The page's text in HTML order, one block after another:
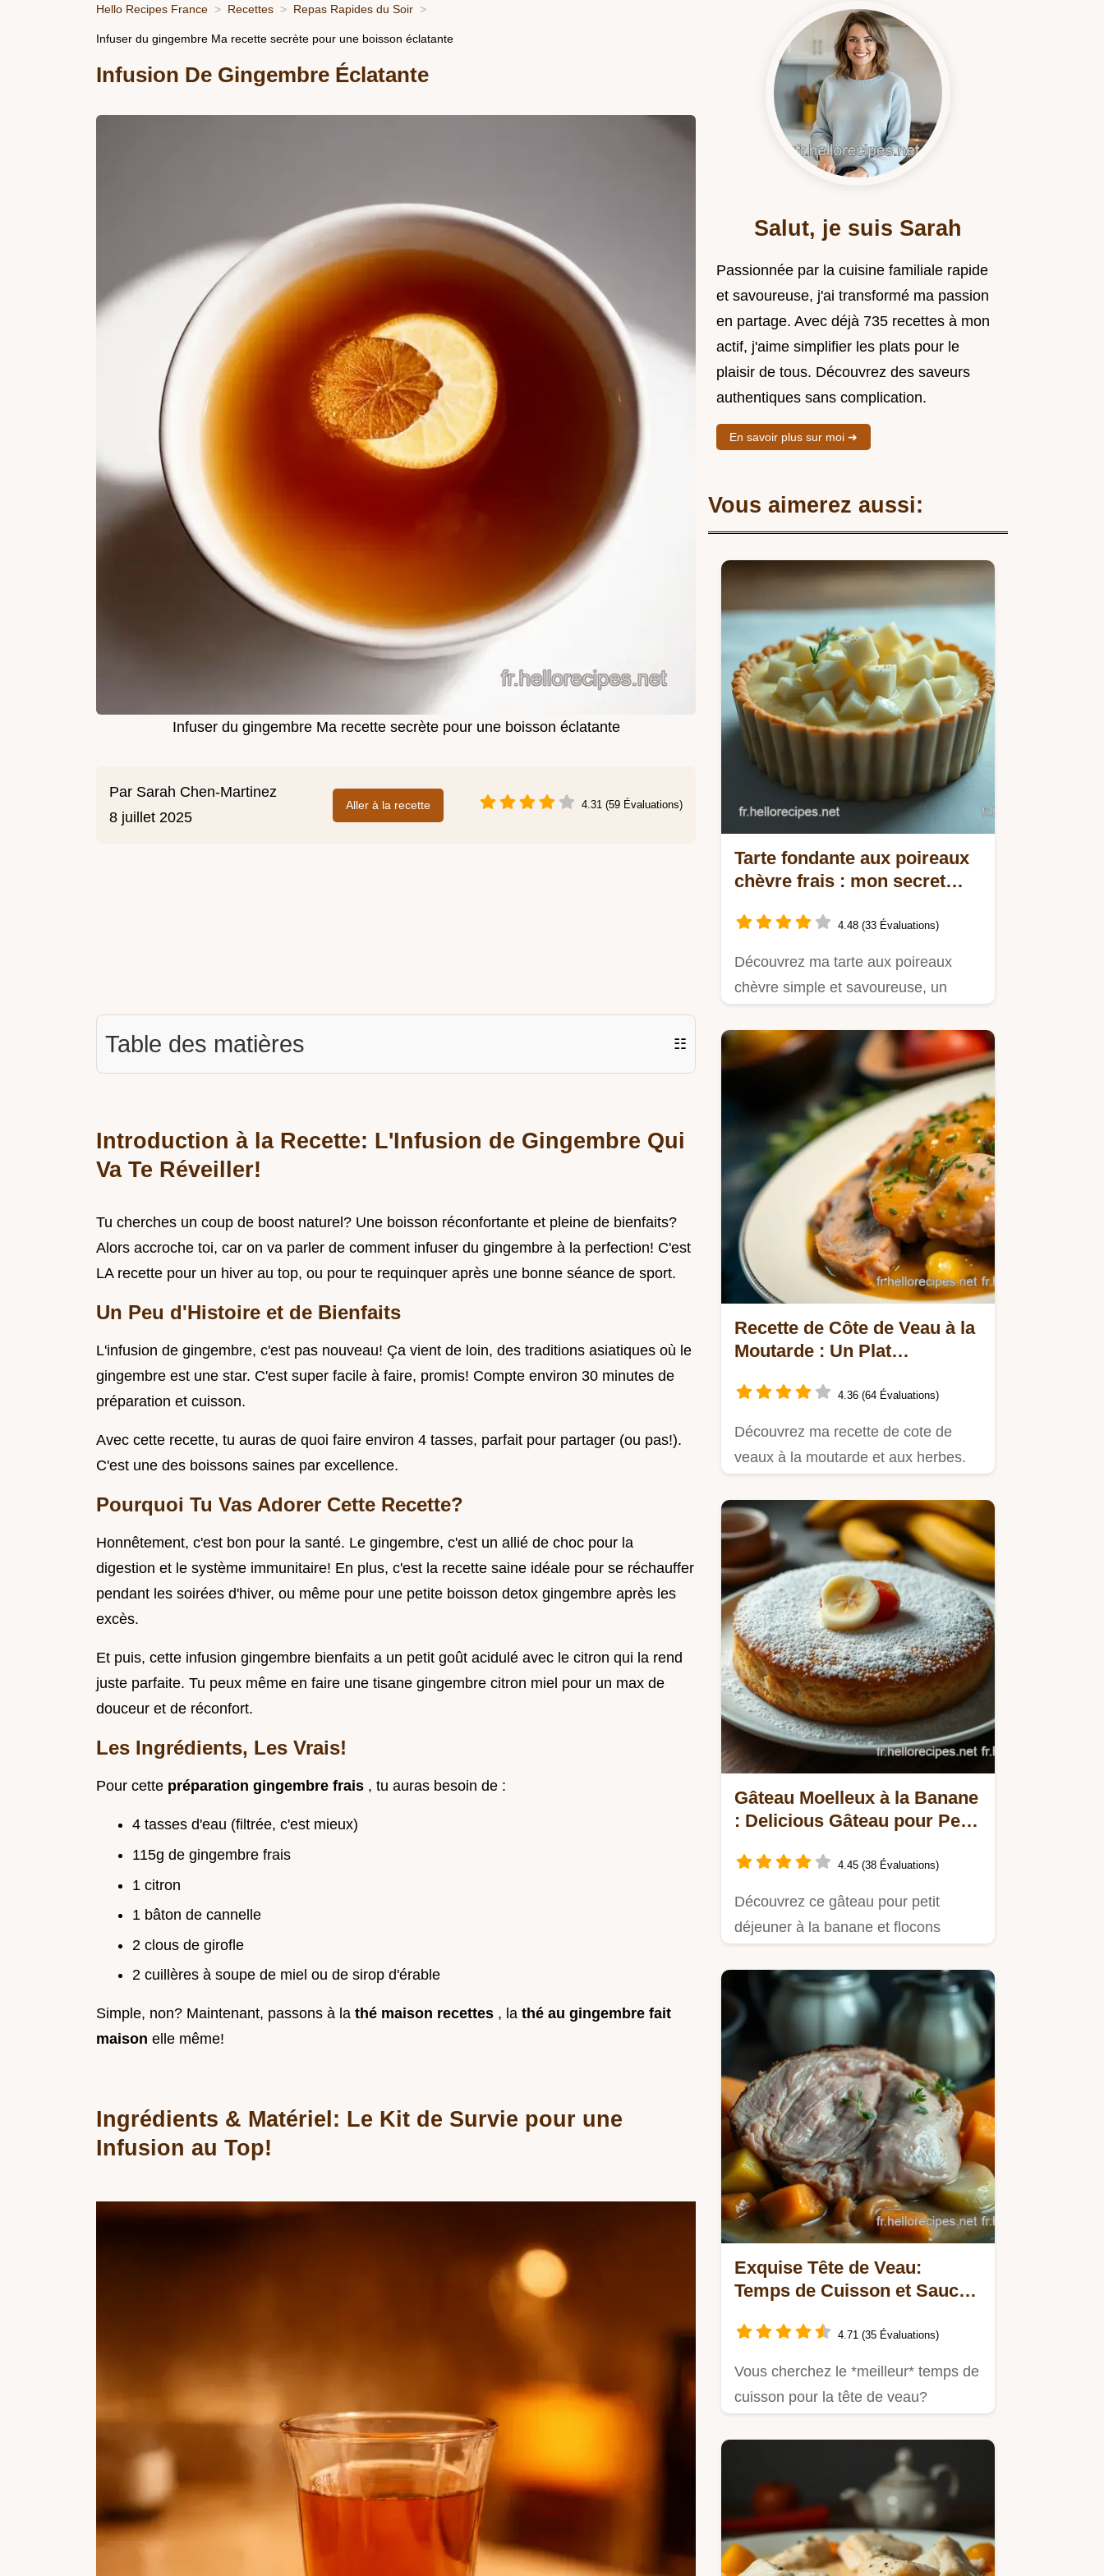
Hello Recipes France Recettes Repas Rapides du Soir
Infuser du gingembre Ma recette secrète pour une boisson éclatante
Infusion De Gingembre Éclatante
Infuser du gingembre Ma recette secrète pour une boisson éclatante
Par Sarah Chen-Martinez
8 juillet 2025
Aller à la recette 4.31 (59 Évaluations)
Table des matières ☷
Introduction à la Recette: L'Infusion de Gingembre Qui
Va Te Réveiller!
Tu cherches un coup de boost naturel? Une boisson réconfortante et pleine de bienfaits?
Alors accroche toi, car on va parler de comment infuser du gingembre à la perfection! C'est
LA recette pour un hiver au top, ou pour te requinquer après une bonne séance de sport.
Un Peu d'Histoire et de Bienfaits
L'infusion de gingembre, c'est pas nouveau! Ça vient de loin, des traditions asiatiques où le
gingembre est une star. C'est super facile à faire, promis! Compte environ 30 minutes de
préparation et cuisson.
Avec cette recette, tu auras de quoi faire environ 4 tasses, parfait pour partager (ou pas!).
C'est une des boissons saines par excellence.
Pourquoi Tu Vas Adorer Cette Recette?
Honnêtement, c'est bon pour la santé. Le gingembre, c'est un allié de choc pour la
digestion et le système immunitaire! En plus, c'est la recette saine idéale pour se réchauffer
pendant les soirées d'hiver, ou même pour une petite boisson detox gingembre après les
excès.
Et puis, cette infusion gingembre bienfaits a un petit goût acidulé avec le citron qui la rend
juste parfaite. Tu peux même en faire une tisane gingembre citron miel pour un max de
douceur et de réconfort.
Les Ingrédients, Les Vrais!
Pour cette préparation gingembre frais , tu auras besoin de :
4 tasses d'eau (filtrée, c'est mieux)
115g de gingembre frais
1 citron
1 bâton de cannelle
2 clous de girofle
2 cuillères à soupe de miel ou de sirop d'érable
Simple, non? Maintenant, passons à la thé maison recettes , la thé au gingembre fait
maison elle même!
Ingrédients & Matériel: Le Kit de Survie pour une
Infusion au Top!
Salut, je suis Sarah
Passionnée par la cuisine familiale rapide
et savoureuse, j'ai transformé ma passion
en partage. Avec déjà 735 recettes à mon
actif, j'aime simplifier les plats pour le
plaisir de tous. Découvrez des saveurs
authentiques sans complication.
En savoir plus sur moi ➜
Vous aimerez aussi:
Tarte fondante aux poireaux
chèvre frais : mon secret
4.48 (33 Évaluations)
Découvrez ma tarte aux poireaux
chèvre simple et savoureuse, un
Recette de Côte de Veau à la
Moutarde : Un Plat
4.36 (64 Évaluations)
Découvrez ma recette de cote de
veaux à la moutarde et aux herbes.
Gâteau Moelleux à la Banane
: Delicious Gâteau pour Petit
4.45 (38 Évaluations)
Découvrez ce gâteau pour petit
déjeuner à la banane et flocons
Exquise Tête de Veau:
Temps de Cuisson et Sauce
4.71 (35 Évaluations)
Vous cherchez le *meilleur* temps de
cuisson pour la tête de veau?